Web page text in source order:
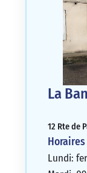
La
12 Rte de
Horaires
Lundi: